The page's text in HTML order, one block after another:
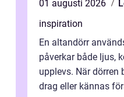
01 augusti 2026
inspiration
En altandörr
påverkar både ljus,
upplevs. När dörren
drag eller kännas